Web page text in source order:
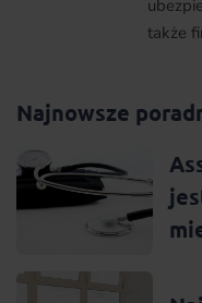
także
Najnowsze